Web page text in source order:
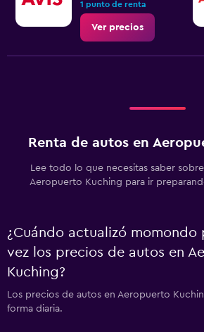
1 punto de renta
Ver precios
Renta de autos en
Lee todo lo que necesitas saber
Aeropuerto Kuching para ir
¿Cuándo actualizó momondo
vez los precios de autos en
Kuching?
Los precios de autos en Aeropuerto
forma diaria.